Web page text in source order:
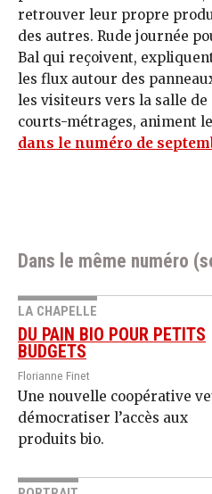
retrouver leur propre
des autres. Rude journée
Bal qui reçoivent,
les flux autour des
les visiteurs vers la salle
courts-métrages, animent
dans le numéro de
Dans le même numéro
LA CHAPELLE
DU PAIN BIO POUR PETITS
BUDGETS
Florianne Finet
Une nouvelle coopérative
démocratiser l’accès aux
produits bio.